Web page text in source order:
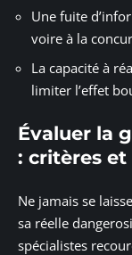
Une fuite
voire à la
La capacité à
limiter l’effet
Évaluer la
: critères
Ne jamais se
sa réelle
spécialistes